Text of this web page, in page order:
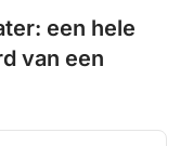
een hele
van een